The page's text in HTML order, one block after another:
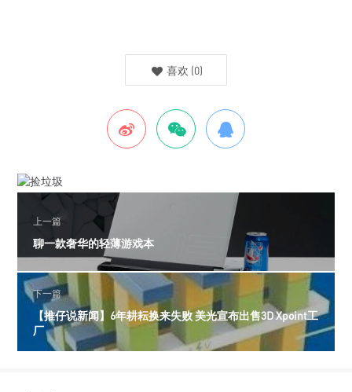
喜欢 (0)
上一篇
聊一款奢华的轻薄游戏本
下一篇
【推仔说新闻】6年耕耘换来失败 美光宣布出售3D Xpoint工
厂